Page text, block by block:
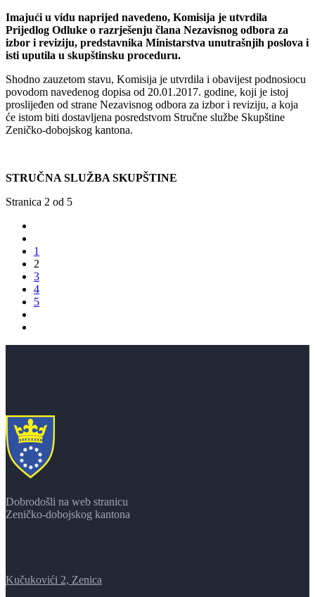
Imajući u vidu naprijed navedeno, Komisija je utvrdila
Prijedlog Odluke o razrješenju člana Nezavisnog odbora za
izbor i reviziju, predstavnika Ministarstva unutrašnjih poslova i
isti uputila u skupštinsku proceduru.
Shodno zauzetom stavu, Komisija je utvrdila i obavijest podnosiocu
povodom navedenog dopisa od 20.01.2017. godine, koji je istoj
proslijeđen od strane Nezavisnog odbora za izbor i reviziju, a koja
će istom biti dostavljena posredstvom Stručne službe Skupštine
Zeničko-dobojskog kantona.
STRUČNA SLUŽBA SKUPŠTINE
Stranica 2 od 5
1
2
3
4
5
Dobrodošli na web stranicu
Zeničko-dobojskog kantona
Kučukovići 2, Zenica